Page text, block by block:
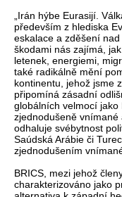
„Irán hýbe Eurasijí.
především z hlediska
eskalace a zděšení
škodami nás zajímá,
letenek, energiemi,
také radikálně mění
kontinentu, jehož jsme
připomíná zásadní
globálních velmocí
zjednodušeně vnímané
odhaluje svébytnost
Saúdská Arábie či
zjednodušením
BRICS, mezi jehož
charakterizováno jako